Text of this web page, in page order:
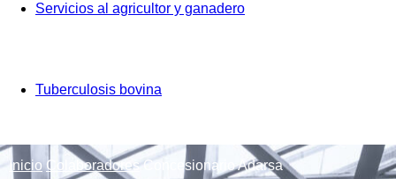
Servicios al agricultor y ganadero
Tuberculosis bovina
Inicio Colaboradores Concesionario Adarsa